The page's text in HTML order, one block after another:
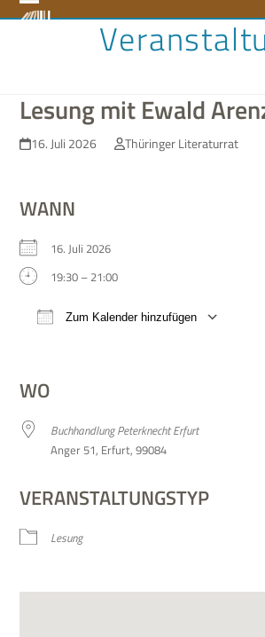
to Open
Close
Lesung mit Ewald
16. Juli 2026 Thüringer Literaturrat
WANN
16. Juli 2026
19:30 – 21:00
Zum Kalender hinzufügen
WO
Buch­hand­lung Peter­knecht Erfurt
Anger 51, Erfurt, 99084
VERANSTALTUNGSTYP
Lesung